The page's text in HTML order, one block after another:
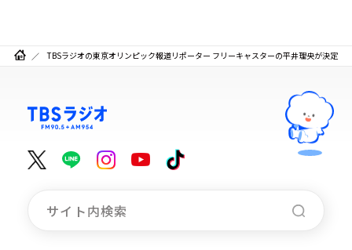
TBSラジオの東京オリンピック報道リポーター フリーキャスターの平井理央が決定